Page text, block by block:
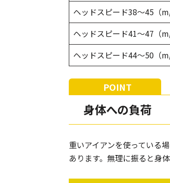
ヘッドスピード38〜45（m/
ヘッドスピード41〜47（m/
ヘッドスピード44〜50（m/
身体への負荷
重いアイアンを使っている
あります。無理に振ると身